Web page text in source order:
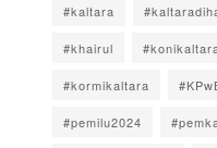
#kaltara
#khairul
#kormikaltara
#pemilu2024